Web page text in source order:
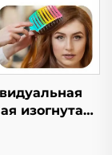
щетка для
изогнутая